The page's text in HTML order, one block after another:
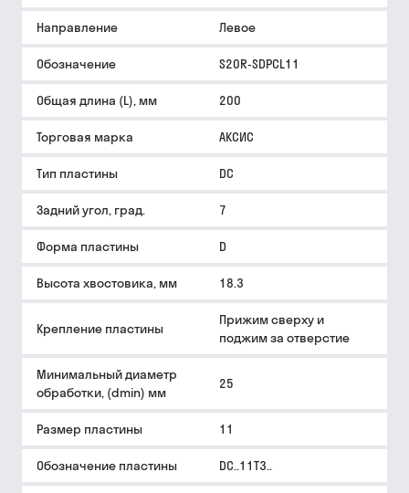
Направление Левое
Обозначение S20R-SDPCL11
Общая длина (L), мм 200
Торговая марка АКСИС
Тип пластины DC
Задний угол, град. 7
Форма пластины D
Высота хвостовика, мм 18.3
Крепление пластины
Прижим сверху и
поджим за отверстие
Минимальный диаметр
обработки, (dmin) мм
25
Размер пластины 11
Обозначение пластины DC..11T3..